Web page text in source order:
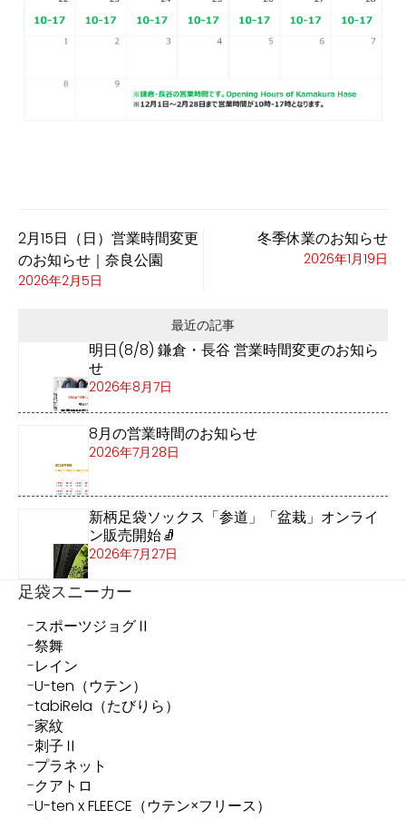
2月15日（日）営業時間変更
のお知らせ｜奈良公園
2026年2月5日
冬季休業のお知らせ
2026年1月19日
最近の記事
明日(8/8) 鎌倉・長谷 営業時間変更のお知ら
せ
2026年8月7日
8月の営業時間のお知らせ
2026年7月28日
新柄足袋ソックス「参道」「盆栽」オンライ
ン販売開始🧦
2026年7月27日
足袋スニーカー
スポーツジョグⅡ
祭舞
レイン
U-ten（ウテン）
tabiRela（たびりら）
家紋
刺子Ⅱ
プラネット
クアトロ
U-ten x FLEECE（ウテン×フリース）